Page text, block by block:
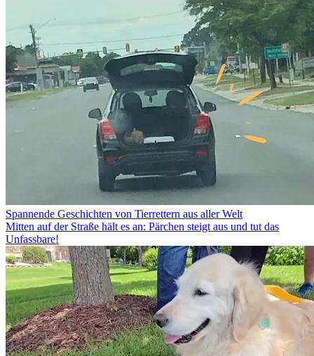
Spannende Geschichten von Tierrettern aus aller Welt
Mitten auf der Straße hält es an: Pärchen steigt aus und tut das
Unfassbare!